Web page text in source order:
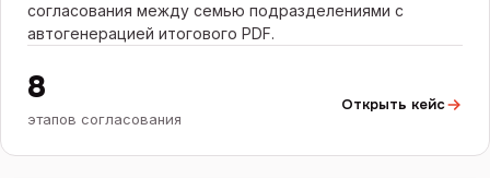
согласования между семью подразделениями с
автогенерацией итогового PDF.
8
этапов согласования
Открыть кейс